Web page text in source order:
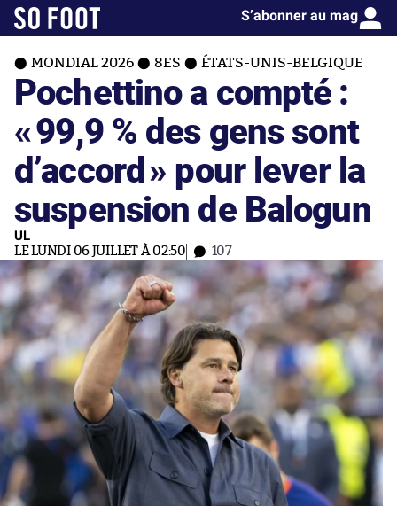
S’abonner au mag
MONDIAL 2026 8ES ÉTATS-UNIS-BELGIQUE
Pochettino a compté :
«99,9 % des gens sont
d’accord» pour lever la
suspension de Balogun
UL
LE LUNDI 06 JUILLET À 02:50 107